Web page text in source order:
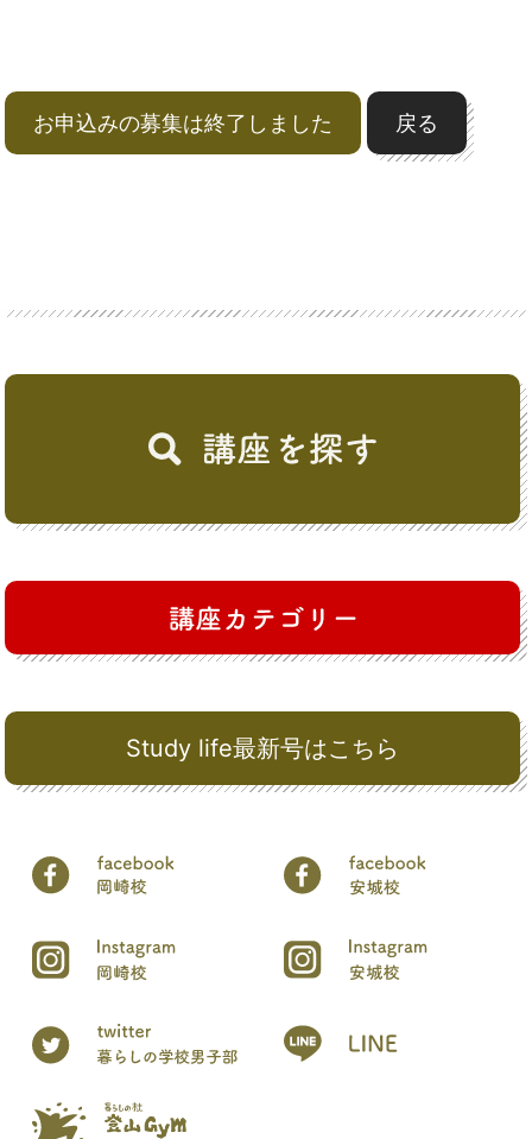
Study life最新号はこちら
お申込みの募集は終了しました 戻る